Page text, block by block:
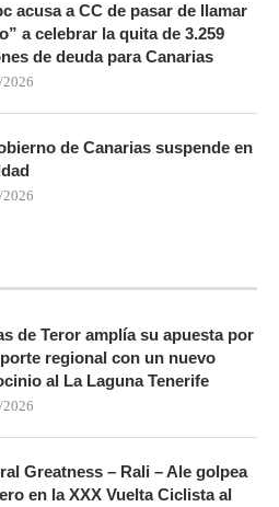
acusa a CC de pasar de llamar
a celebrar la quita de 3.259
de deuda para Canarias
de Canarias suspende en
de Teror amplía su apuesta por
regional con un nuevo
al La Laguna Tenerife
Greatness – Rali – Ale golpea
en la XXX Vuelta Ciclista al